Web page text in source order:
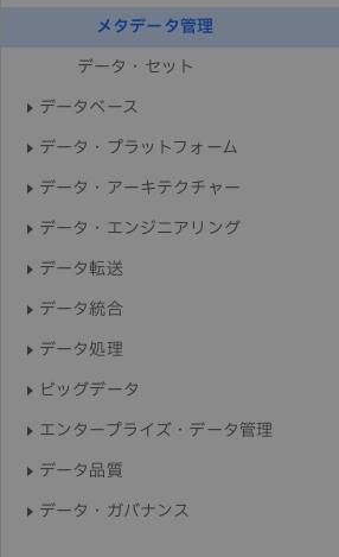
メタデータ管理
データ・セット
データベース
データ・プラットフォーム
データ・アーキテクチャー
データ・エンジニアリング
データ転送
データ統合
データ処理
ビッグデータ
エンタープライズ・データ管理
データ品質
データ・ガバナンス